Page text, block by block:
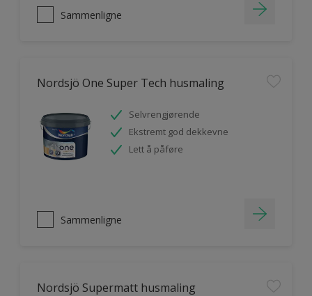
Sammenligne
Nordsjö One Super Tech husmaling
Selvrengjørende
Ekstremt god dekkevne
Lett å påføre
Sammenligne
Nordsjö Supermatt husmaling